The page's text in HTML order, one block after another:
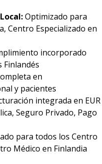
Optimizado para
Centro Especializado en
incorporado
Finlandés
en
y pacientes
integrada en EUR
Seguro Privado, Pago
para todos los Centro
Médico en Finlandia